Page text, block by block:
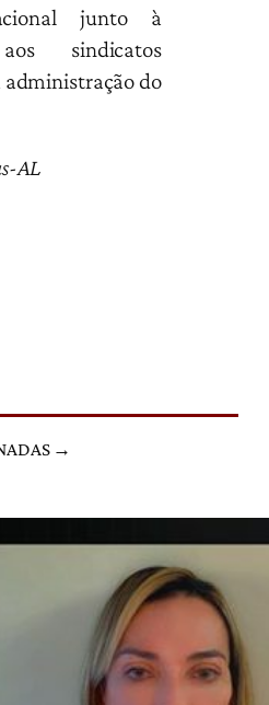
junto à
sindicatos
administração do
AL
→